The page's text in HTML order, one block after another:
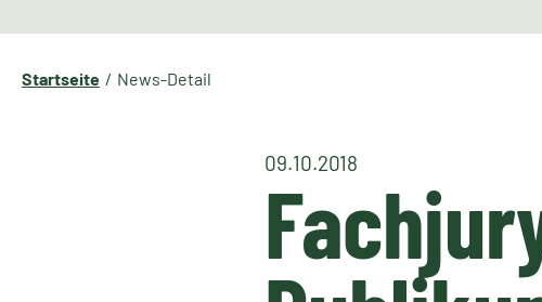
Startseite News-Detail
09.10.2018